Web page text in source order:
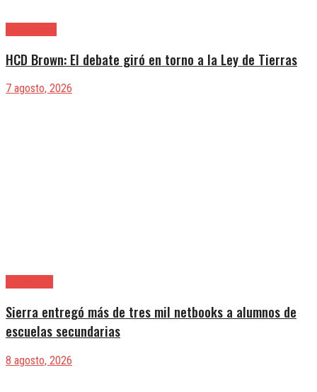
HCD Brown: El debate giró en torno a la Ley de Tierras
7 agosto, 2026
Sierra entregó más de tres mil netbooks a alumnos de
escuelas secundarias
8 agosto, 2026